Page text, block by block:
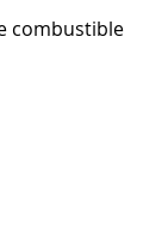
combustible